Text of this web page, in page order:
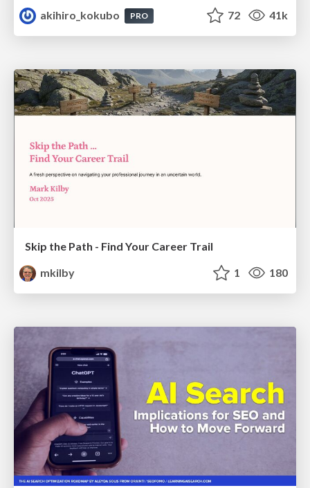
akihiro_kokubo
PRO 72 41k
Skip the Path - Find Your Career Trail
mkilby
1 180